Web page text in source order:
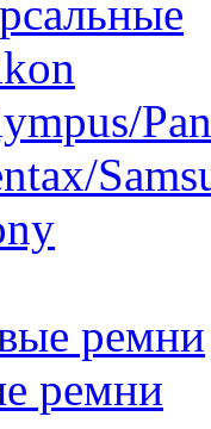
ремни
ремни